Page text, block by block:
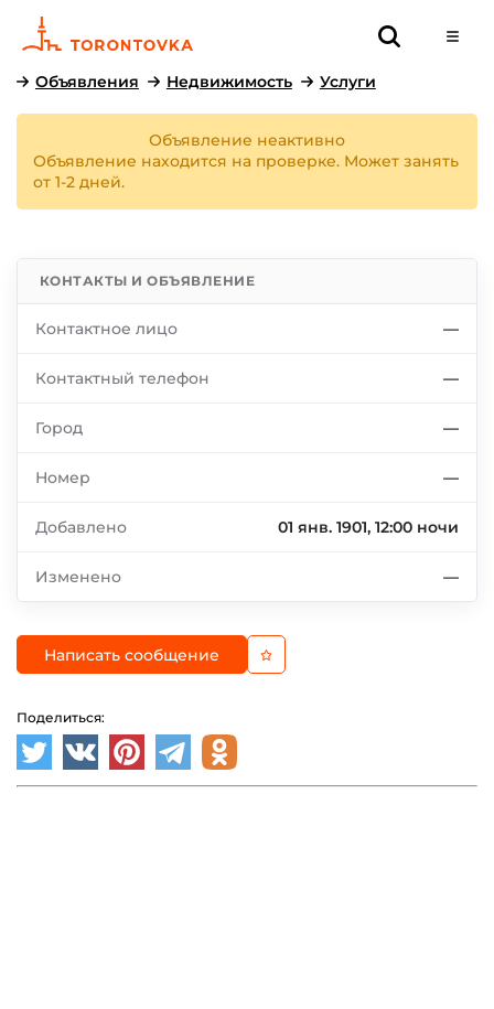
Объявления Недвижимость Услуги
Объявление неактивно
Объявление находится на проверке. Может занять
от 1-2 дней.
КОНТАКТЫ И ОБЪЯВЛЕНИЕ
Контактное лицо —
Контактный телефон —
Город —
Номер —
Добавлено 01 янв. 1901, 12:00 ночи
Изменено —
Написать сообщение
Поделиться: